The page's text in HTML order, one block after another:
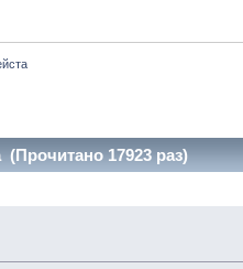
17923 раз)